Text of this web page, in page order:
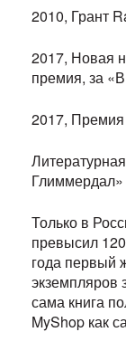
2010, Грант
2017, Новая
премия, за
2017, Премия
Глиммердал»
Только в
превысил
года первый
экземпляров
сама книга
MyShop как